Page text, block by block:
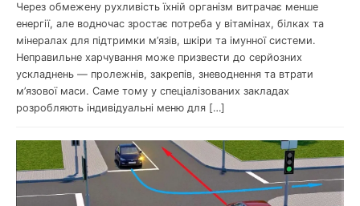
Через обмежену рухливість їхній організм витрачає менше
енергії, але водночас зростає потреба у вітамінах, білках та
мінералах для підтримки м’язів, шкіри та імунної системи.
Неправильне харчування може призвести до серйозних
ускладнень — пролежнів, закрепів, зневоднення та втрати
м’язової маси. Саме тому у спеціалізованих закладах
розробляють індивідуальні меню для […]